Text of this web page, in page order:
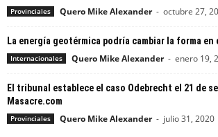
Provinciales Quero Mike Alexander - octubre 27,
La energía geotérmica podría cambiar la forma
Internacionales Quero Mike Alexander - enero 19,
El tribunal establece el caso Odebrecht el 21 de
Masacre.com
Provinciales Quero Mike Alexander - julio 31, 2020